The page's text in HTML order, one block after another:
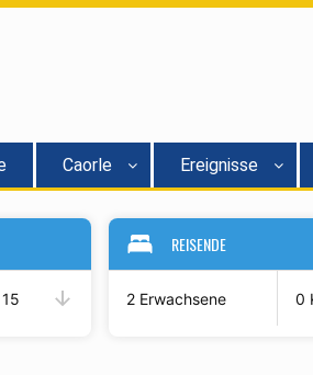
Caorle Ereignisse
REISENDE
2 Erwachsene 0